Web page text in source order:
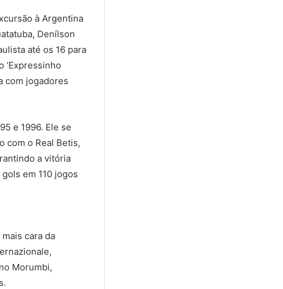
à Argentina
Denílson
até os 16 para
‘Expressinho
com jogadores
e 1996. Ele se
com o Real Betis,
a vitória
em 110 jogos
cara da
Morumbi,